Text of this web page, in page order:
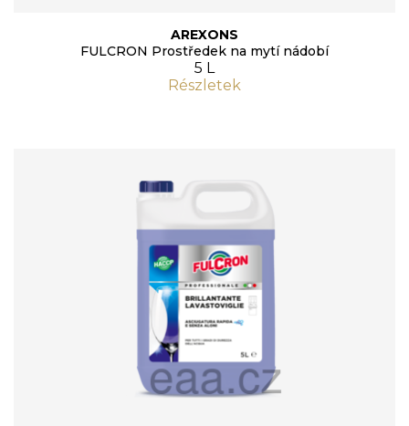
AREXONS
FULCRON Prostředek na mytí nádobí
5 L
Részletek